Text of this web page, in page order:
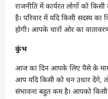
राजनीति में कार्यरत लोगों को
है। परिवार में यदि किसी सदस्य का
होगी। आपके चारों ओर का
कुंभ
आज का दिन आपके लिए पैसे के
आप यदि किसी को धन उधार
संभावना बहुत कम है। आपको किसी